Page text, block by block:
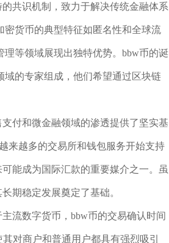
共识机制，致力于解决传统金融体系
货币的典型特征如匿名性和全球流
等领域展现出独特优势。bbw币的诞
的专家组成，他们希望通过区块链
付和微金融领域的渗透提供了坚实基
来越多的交易所和钱包服务开始支持
能成为国际汇款的重要媒介之一。虽
期稳定发展奠定了基础。
流数字货币，bbw币的交易确认时间
对商户和普通用户都具有强烈吸引